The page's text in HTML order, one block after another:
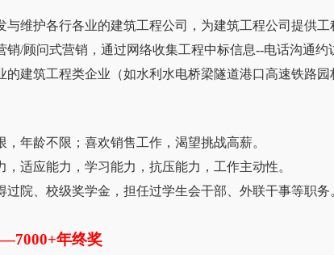
与维护各行各业的建筑工程公司，为建筑工程公司提供工
销/顾问式营销，通过网络收集工程中标信息--电话沟通约
的建筑工程类企业（如水利水电桥梁隧道港口高速铁路
，年龄不限；喜欢销售工作，渴望挑战高薪。
，适应能力，学习能力，抗压能力，工作主动性。
过院、校级奖学金，担任过学生会干部、外联干事等职务
年终奖